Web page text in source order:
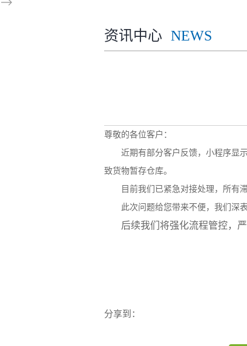
资讯中心 NEWS
尊敬的各位客户：
近期有部分客户反馈，小程序显示
致货物暂存仓库。
目前我们已紧急对接处理，所有滞
此次问题给您带来不便，我们深表
后续我们将强化流程管控，严
分享到：